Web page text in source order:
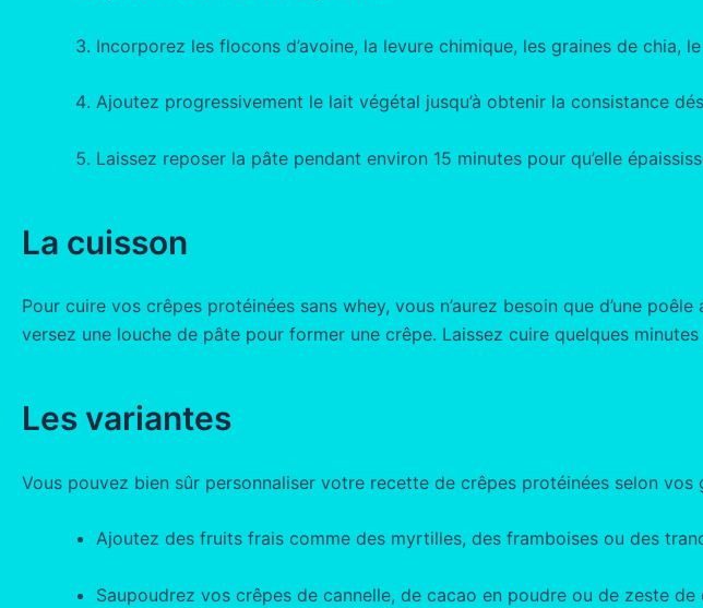
Incorporez les flocons d’avoine, la levure chimique, les graines de chia,
Ajoutez progressivement le lait végétal jusqu’à obtenir la consistance
Laissez reposer la pâte pendant environ 15 minutes pour qu’elle
La cuisson
Pour cuire vos crêpes protéinées sans whey, vous n’aurez besoin que d’une
versez une louche de pâte pour former une crêpe. Laissez cuire quelques minutes
Les variantes
Vous pouvez bien sûr personnaliser votre recette de crêpes protéinées selon
Ajoutez des fruits frais comme des myrtilles, des framboises ou des
Saupoudrez vos crêpes de cannelle, de cacao en poudre ou de zeste